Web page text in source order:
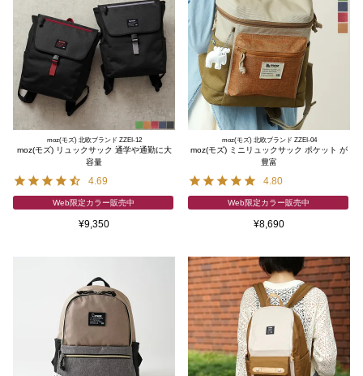
moz(モズ) 北欧ブランド ZZEI-12
moz(モズ) リュックサック 通学や通勤に大
容量
4.69
Web限定カラー販売中
¥9,350
moz(モズ) 北欧ブランド ZZEI-04
moz(モズ) ミニリュックサック ポケット が
豊富
4.80
Web限定カラー販売中
¥8,690